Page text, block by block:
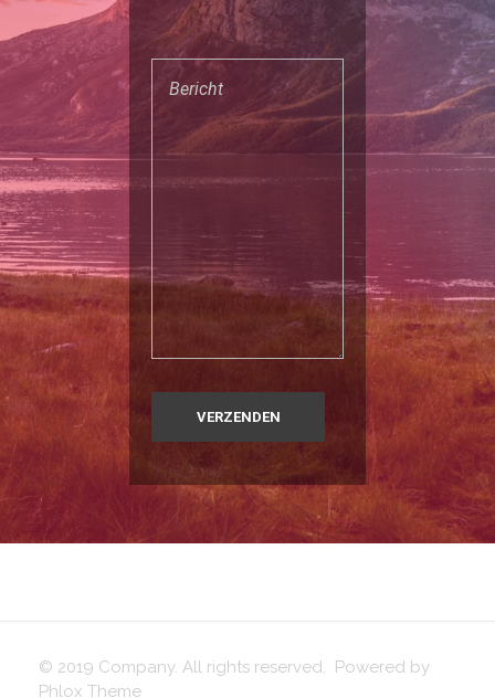
© 2019 Company. All rights reserved. Powered by
Phlox Theme